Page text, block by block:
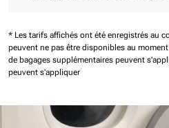
* Les tarifs affichés ont été enregistrés au
peuvent ne pas être disponibles au
de bagages supplémentaires peuvent
peuvent s'appliquer